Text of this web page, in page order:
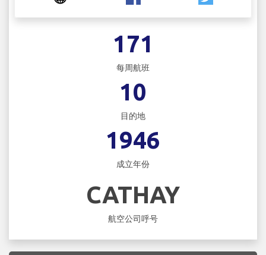
171
每周航班
10
目的地
1946
成立年份
CATHAY
航空公司呼号